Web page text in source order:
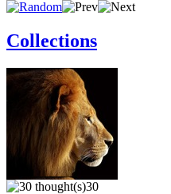
Collections
30